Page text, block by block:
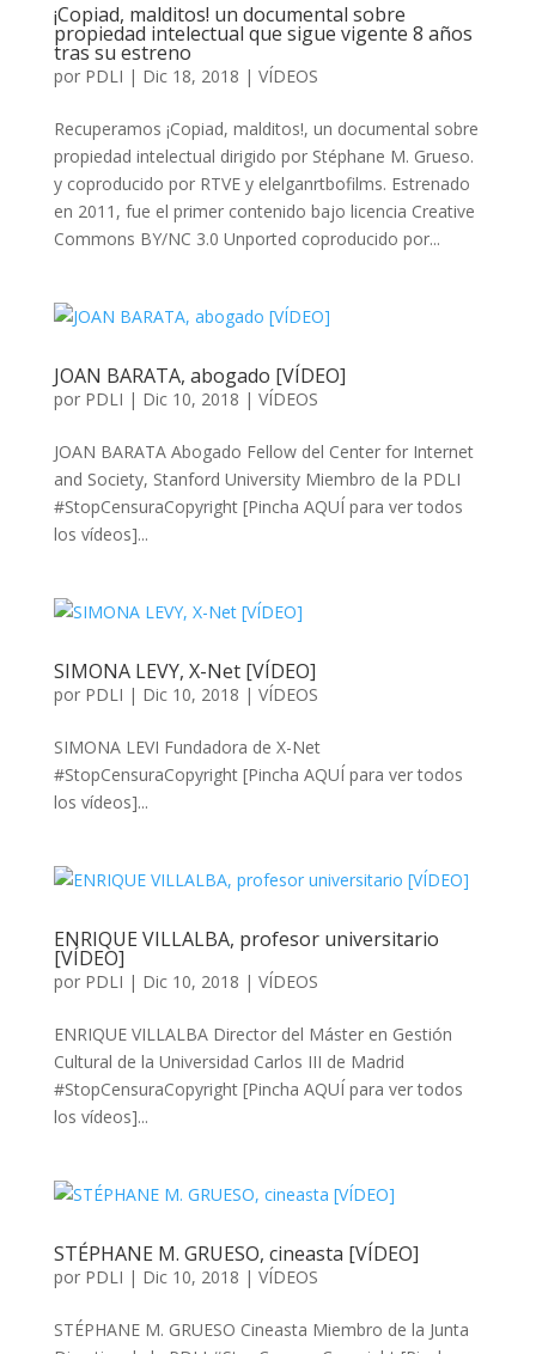
¡Copiad, malditos! un documental sobre
propiedad intelectual que sigue vigente 8 años
tras su estreno
por PDLI | Dic 18, 2018 | VÍDEOS
Recuperamos ¡Copiad, malditos!, un documental sobre
propiedad intelectual dirigido por Stéphane M. Grueso.
y coproducido por RTVE y elelganrtbofilms. Estrenado
en 2011, fue el primer contenido bajo licencia Creative
Commons BY/NC 3.0 Unported coproducido por...
JOAN BARATA, abogado [VÍDEO]
por PDLI | Dic 10, 2018 | VÍDEOS
JOAN BARATA Abogado Fellow del Center for Internet
and Society, Stanford University Miembro de la PDLI
#StopCensuraCopyright [Pincha AQUÍ para ver todos
los vídeos]...
SIMONA LEVY, X-Net [VÍDEO]
por PDLI | Dic 10, 2018 | VÍDEOS
SIMONA LEVI Fundadora de X-Net
#StopCensuraCopyright [Pincha AQUÍ para ver todos
los vídeos]...
ENRIQUE VILLALBA, profesor universitario
[VÍDEO]
por PDLI | Dic 10, 2018 | VÍDEOS
ENRIQUE VILLALBA Director del Máster en Gestión
Cultural de la Universidad Carlos III de Madrid
#StopCensuraCopyright [Pincha AQUÍ para ver todos
los vídeos]...
STÉPHANE M. GRUESO, cineasta [VÍDEO]
por PDLI | Dic 10, 2018 | VÍDEOS
STÉPHANE M. GRUESO Cineasta Miembro de la Junta